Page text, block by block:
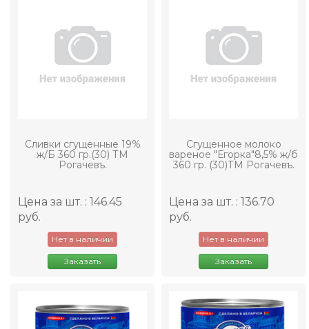
Сливки сгущенные 19%
ж/Б 360 гр.(30) ТМ
Рогачевъ.
Цена за шт. : 146.45
руб.
Нет в наличии
Заказать
Сгущенное молоко
вареное "Егорка"8,5% ж/б
360 гр. (30)ТМ Рогачевъ.
Цена за шт. : 136.70
руб.
Нет в наличии
Заказать